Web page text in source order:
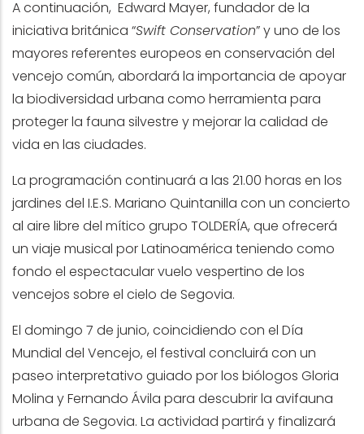
A continuación, Edward Mayer, fundador de la
iniciativa británica “Swift Conservation” y uno de los
mayores referentes europeos en conservación del
vencejo común, abordará la importancia de apoyar
la biodiversidad urbana como herramienta para
proteger la fauna silvestre y mejorar la calidad de
vida en las ciudades.
La programación continuará a las 21.00 horas en los
jardines del I.E.S. Mariano Quintanilla con un concierto
al aire libre del mítico grupo TOLDERÍA, que ofrecerá
un viaje musical por Latinoamérica teniendo como
fondo el espectacular vuelo vespertino de los
vencejos sobre el cielo de Segovia.
El domingo 7 de junio, coincidiendo con el Día
Mundial del Vencejo, el festival concluirá con un
paseo interpretativo guiado por los biólogos Gloria
Molina y Fernando Ávila para descubrir la avifauna
urbana de Segovia. La actividad partirá y finalizará